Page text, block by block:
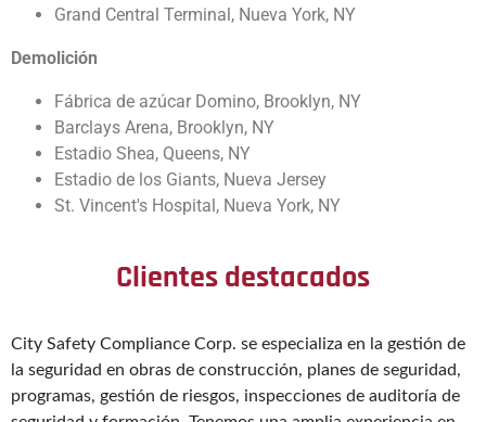
Grand Central Terminal, Nueva York, NY
Demolición
Fábrica de azúcar Domino, Brooklyn, NY
Barclays Arena, Brooklyn, NY
Estadio Shea, Queens, NY
Estadio de los Giants, Nueva Jersey
St. Vincent's Hospital, Nueva York, NY
Clientes destacados
City Safety Compliance Corp. se especializa en la gestión de
la seguridad en obras de construcción, planes de seguridad,
programas, gestión de riesgos, inspecciones de auditoría de